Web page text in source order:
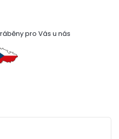
pro Vás u nás